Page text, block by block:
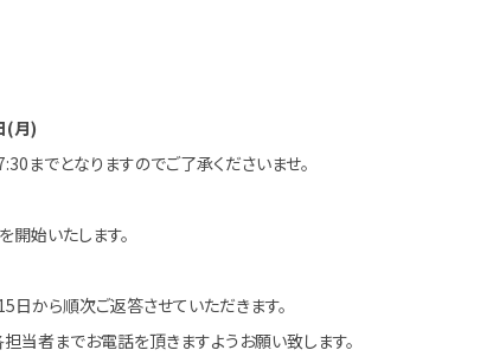
(月)
までとなりますのでご了承くださいませ。
始いたします。
から順次ご返答させていただきます。
当者までお電話を頂きますようお願い致します。